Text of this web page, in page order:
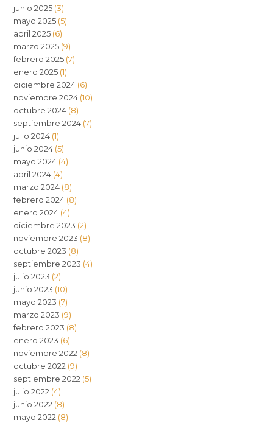
junio 2025 (3)
mayo 2025 (5)
abril 2025 (6)
marzo 2025 (9)
febrero 2025 (7)
enero 2025 (1)
diciembre 2024 (6)
noviembre 2024 (10)
octubre 2024 (8)
septiembre 2024 (7)
julio 2024 (1)
junio 2024 (5)
mayo 2024 (4)
abril 2024 (4)
marzo 2024 (8)
febrero 2024 (8)
enero 2024 (4)
diciembre 2023 (2)
noviembre 2023 (8)
octubre 2023 (8)
septiembre 2023 (4)
julio 2023 (2)
junio 2023 (10)
mayo 2023 (7)
marzo 2023 (9)
febrero 2023 (8)
enero 2023 (6)
noviembre 2022 (8)
octubre 2022 (9)
septiembre 2022 (5)
julio 2022 (4)
junio 2022 (8)
mayo 2022 (8)